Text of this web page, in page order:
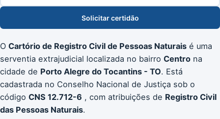
Solicitar certidão
O Cartório de Registro Civil de Pessoas Naturais é uma
serventia extrajudicial localizada no bairro Centro na
cidade de Porto Alegre do Tocantins - TO. Está
cadastrada no Conselho Nacional de Justiça sob o
código CNS 12.712-6 , com atribuições de Registro Civil
das Pessoas Naturais.